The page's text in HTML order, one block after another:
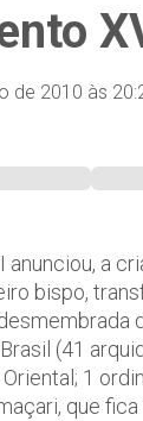
de 2010 às
anunciou, a
bispo,
(41
1
que